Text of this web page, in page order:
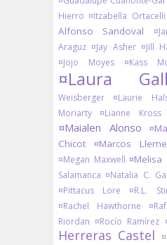
Hierro ¤Itzabella Ortacelli
Alfonso Sandoval
Araguz ¤Jay Asher ¤Jill
¤Jojo Moyes
¤Kass
¤Laura
Weisberger
¤Laurie
Moriarty
¤Lianne Kross
¤Maialen Alonso
Chicot
¤Marcos
¤Megan Maxwell ¤Melisa
Salamanca ¤Natalia C.
¤Pittacus Lore
¤R.L.
¤Rachel Hawthorne
Riordan ¤Rocío Ramírez
Herreras Castel